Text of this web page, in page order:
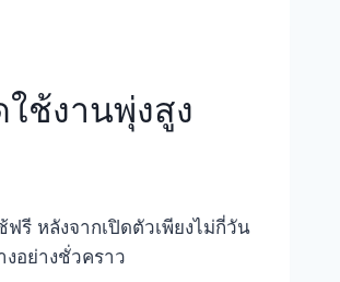
ช้งานพุ่งสูง
ฟรี หลังจากเปิดตัวเพียงไม่กี่วัน
อย่างชั่วคราว